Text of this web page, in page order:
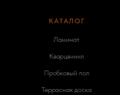
КАТАЛОГ
Ламинат
Кварцвинил
Пробковый пол
Террасная доска